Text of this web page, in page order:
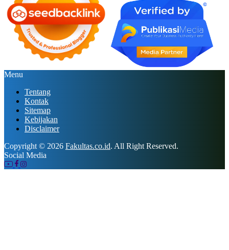
Menu
Tentang
Kontak
Sitemap
Kebijakan
Disclaimer
Copyright © 2026 Fakultas.co.id. All Right Reserved.
Social Media